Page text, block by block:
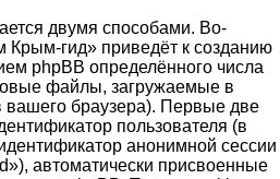
двумя способами. Во-
гид» приведёт к созданию
phpBB определённого числа
файлы, загружаемые в
браузера). Первые две
пользователя (в
анонимной сессии
автоматически присвоенные